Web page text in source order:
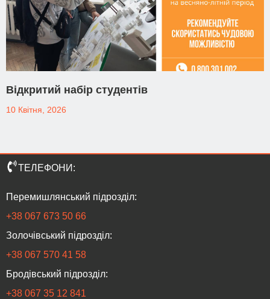
Відкритий набір студентів
10 Квітня, 2026
ТЕЛЕФОНИ:
Перемишлянський підрозділ:
+38 067 673 50 66
Золочівський підрозділ:
‎+38 067 570 41 58
Бродівський підрозділ:
‎+38 067 35 12 841